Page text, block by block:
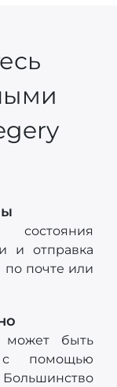
состояния
и отправка
почте или
быть
с помощью